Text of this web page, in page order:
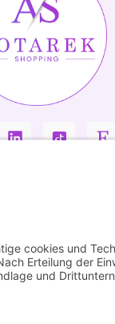
All rights reserved.